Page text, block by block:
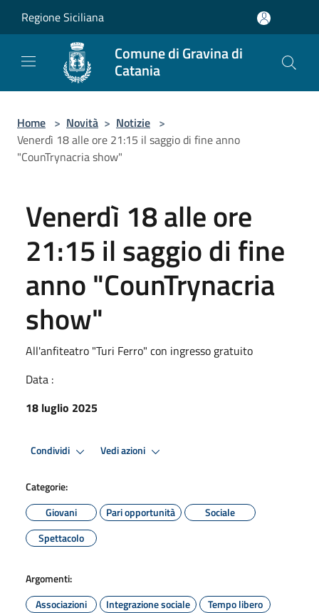
Regione Siciliana
Comune di Gravina di
Catania
Home > Novità > Notizie >
Venerdì 18 alle ore 21:15 il saggio di fine anno
"CounTrynacria show"
Venerdì 18 alle ore
21:15 il saggio di fine
anno "CounTrynacria
show"
All'anfiteatro "Turi Ferro" con ingresso gratuito
Data :
18 luglio 2025
Condividi Vedi azioni
Categorie:
Giovani
Pari opportunità
Sociale
Spettacolo
Argomenti:
Associazioni
Integrazione sociale
Tempo libero